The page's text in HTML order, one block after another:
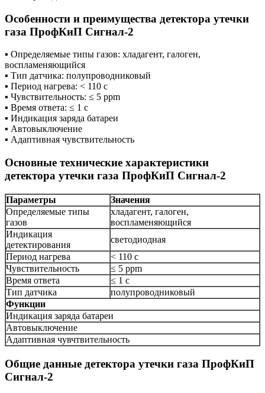
Особенности и преимущества детектора утечки
газа ПрофКиП Сигнал-2
▪ Определяемые типы газов: хладагент, галоген,
воспламеняющийся
▪ Тип датчика: полупроводниковый
▪ Период нагрева: < 110 c
▪ Чувствительность: ≤ 5 ppm
▪ Время ответа: ≤ 1 с
▪ Индикация заряда батареи
▪ Автовыключение
▪ Адаптивная чувствительность
Основные технические характеристики
детектора утечки газа ПрофКиП Сигнал-2
Параметры
Значения
Определяемые типы
газов
хладагент, галоген,
воспламеняющийся
Индикация
детектирования
светодиодная
Период нагрева
< 110 с
Чувствительность
≤ 5 ppm
Время ответа
≤ 1 с
Тип датчика
полупроводниковый
Функции
Индикация заряда батареи
Автовыключение
Адаптивная чувчтвительность
Общие данные детектора утечки газа ПрофКиП
Сигнал-2